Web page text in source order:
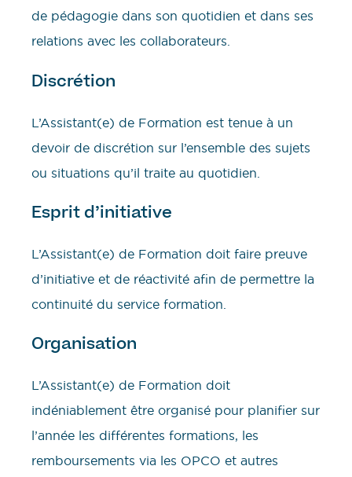
de pédagogie dans son quotidien et dans ses
relations avec les collaborateurs.
Discrétion
L’Assistant(e) de Formation est tenue à un
devoir de discrétion sur l’ensemble des sujets
ou situations qu’il traite au quotidien.
Esprit d’initiative
L’Assistant(e) de Formation doit faire preuve
d’initiative et de réactivité afin de permettre la
continuité du service formation.
Organisation
L’Assistant(e) de Formation doit
indéniablement être organisé pour planifier sur
l’année les différentes formations, les
remboursements via les OPCO et autres